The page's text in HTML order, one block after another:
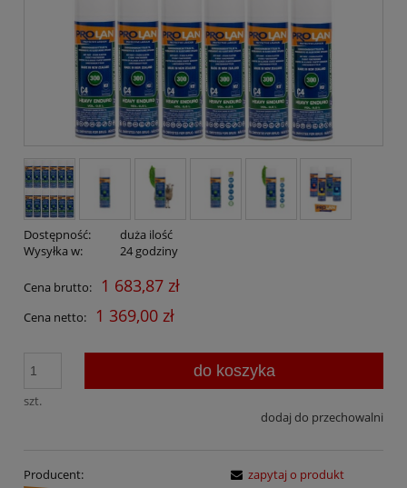
Dostępność:
duża ilość
Wysyłka w:
24 godziny
Cena brutto: 1 683,87 zł
Cena netto: 1 369,00 zł
szt.
do koszyka
dodaj do przechowalni
Producent: zapytaj o produkt